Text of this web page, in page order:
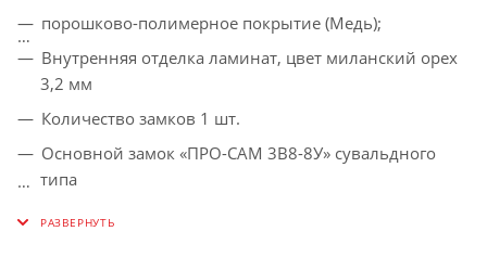
порошково-полимерное покрытие (Медь);
Внутренняя отделка ламинат, цвет миланский орех
3,2 мм
Количество замков 1 шт.
Основной замок «ПРО-САМ 3В8-8У» сувальдного
типа